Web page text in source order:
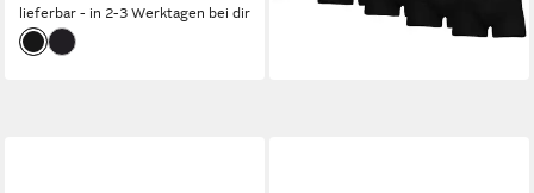
lieferbar - in 2-3 Werktagen bei dir